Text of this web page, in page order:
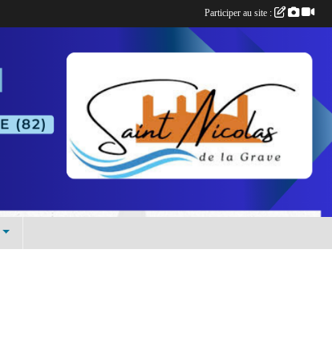
Participer au site :